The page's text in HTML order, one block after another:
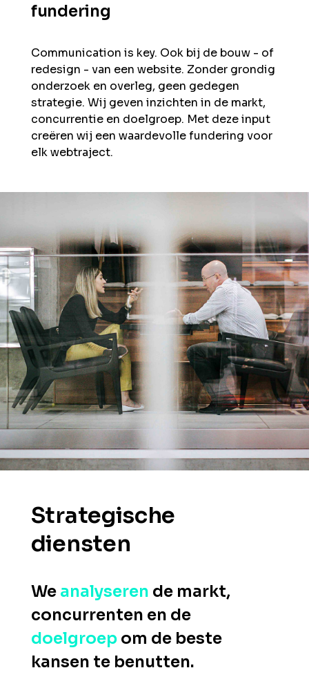
fundering
Communication is key. Ook bij de bouw - of
redesign - van een website. Zonder grondig
onderzoek en overleg, geen gedegen
strategie. Wij geven inzichten in de markt,
concurrentie en doelgroep. Met deze input
creëren wij een waardevolle fundering voor
elk webtraject.
Strategische
diensten
We analyseren de markt,
concurrenten en de
doelgroepom de beste
kansen te benutten.